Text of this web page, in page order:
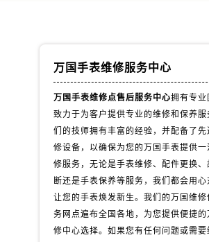
万国手表维修服务中心
万国手表维修点售后服务中心拥有专业
致力于为客户提供专业的维修和保养服
们的技师拥有丰富的经验，并配备了先
修设备，以确保为您的万国手表提供一
修服务，无论是手表维修、配件更换、
断还是手表保养等服务，我们都会用心
让您的手表焕发新生。我们的万国维修
务网点遍布全国各地，为您提供便捷的
修中心选择。如果您有任何问题或需要